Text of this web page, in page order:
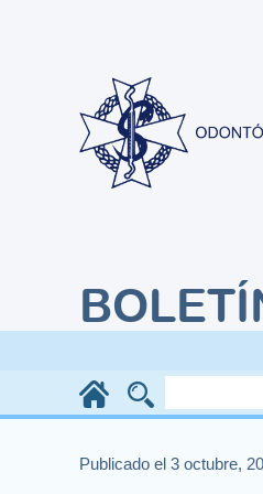
Publicado el 3 octubre,